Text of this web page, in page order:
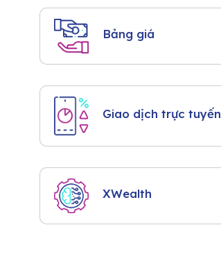
Bảng giá
Giao dịch trực tuyến
XWealth